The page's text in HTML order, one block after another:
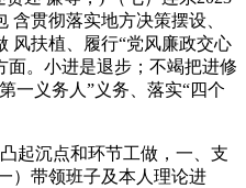
含贯彻落实地方决策摆设、
风扶植、履行“党风廉政交心
。小进是退步；不竭把进修
一义务人”义务、落实“四个
沉点和环节工做，一、支
）带领班子及本人理论进